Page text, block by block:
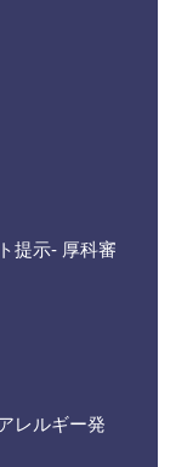
提示- 厚科審
レルギー発